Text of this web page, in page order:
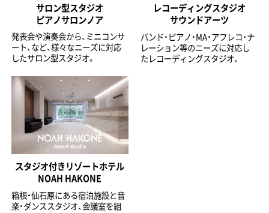
サロン型スタジオ
ピアノサロンノア
発表会や演奏会から、ミニコンサ
ート、など、様々なニーズに対応
したサロン型スタジオ。
レコーディングスタジオ
サウンドアーツ
バンド・ピアノ・MA・アフレコ・ナ
レーション等のニーズに対応し
たレコーディングスタジオ。
スタジオ付きリゾートホテル
NOAH HAKONE
箱根・仙石原にある宿泊施設と音
楽・ダンススタジオ、会議室を組